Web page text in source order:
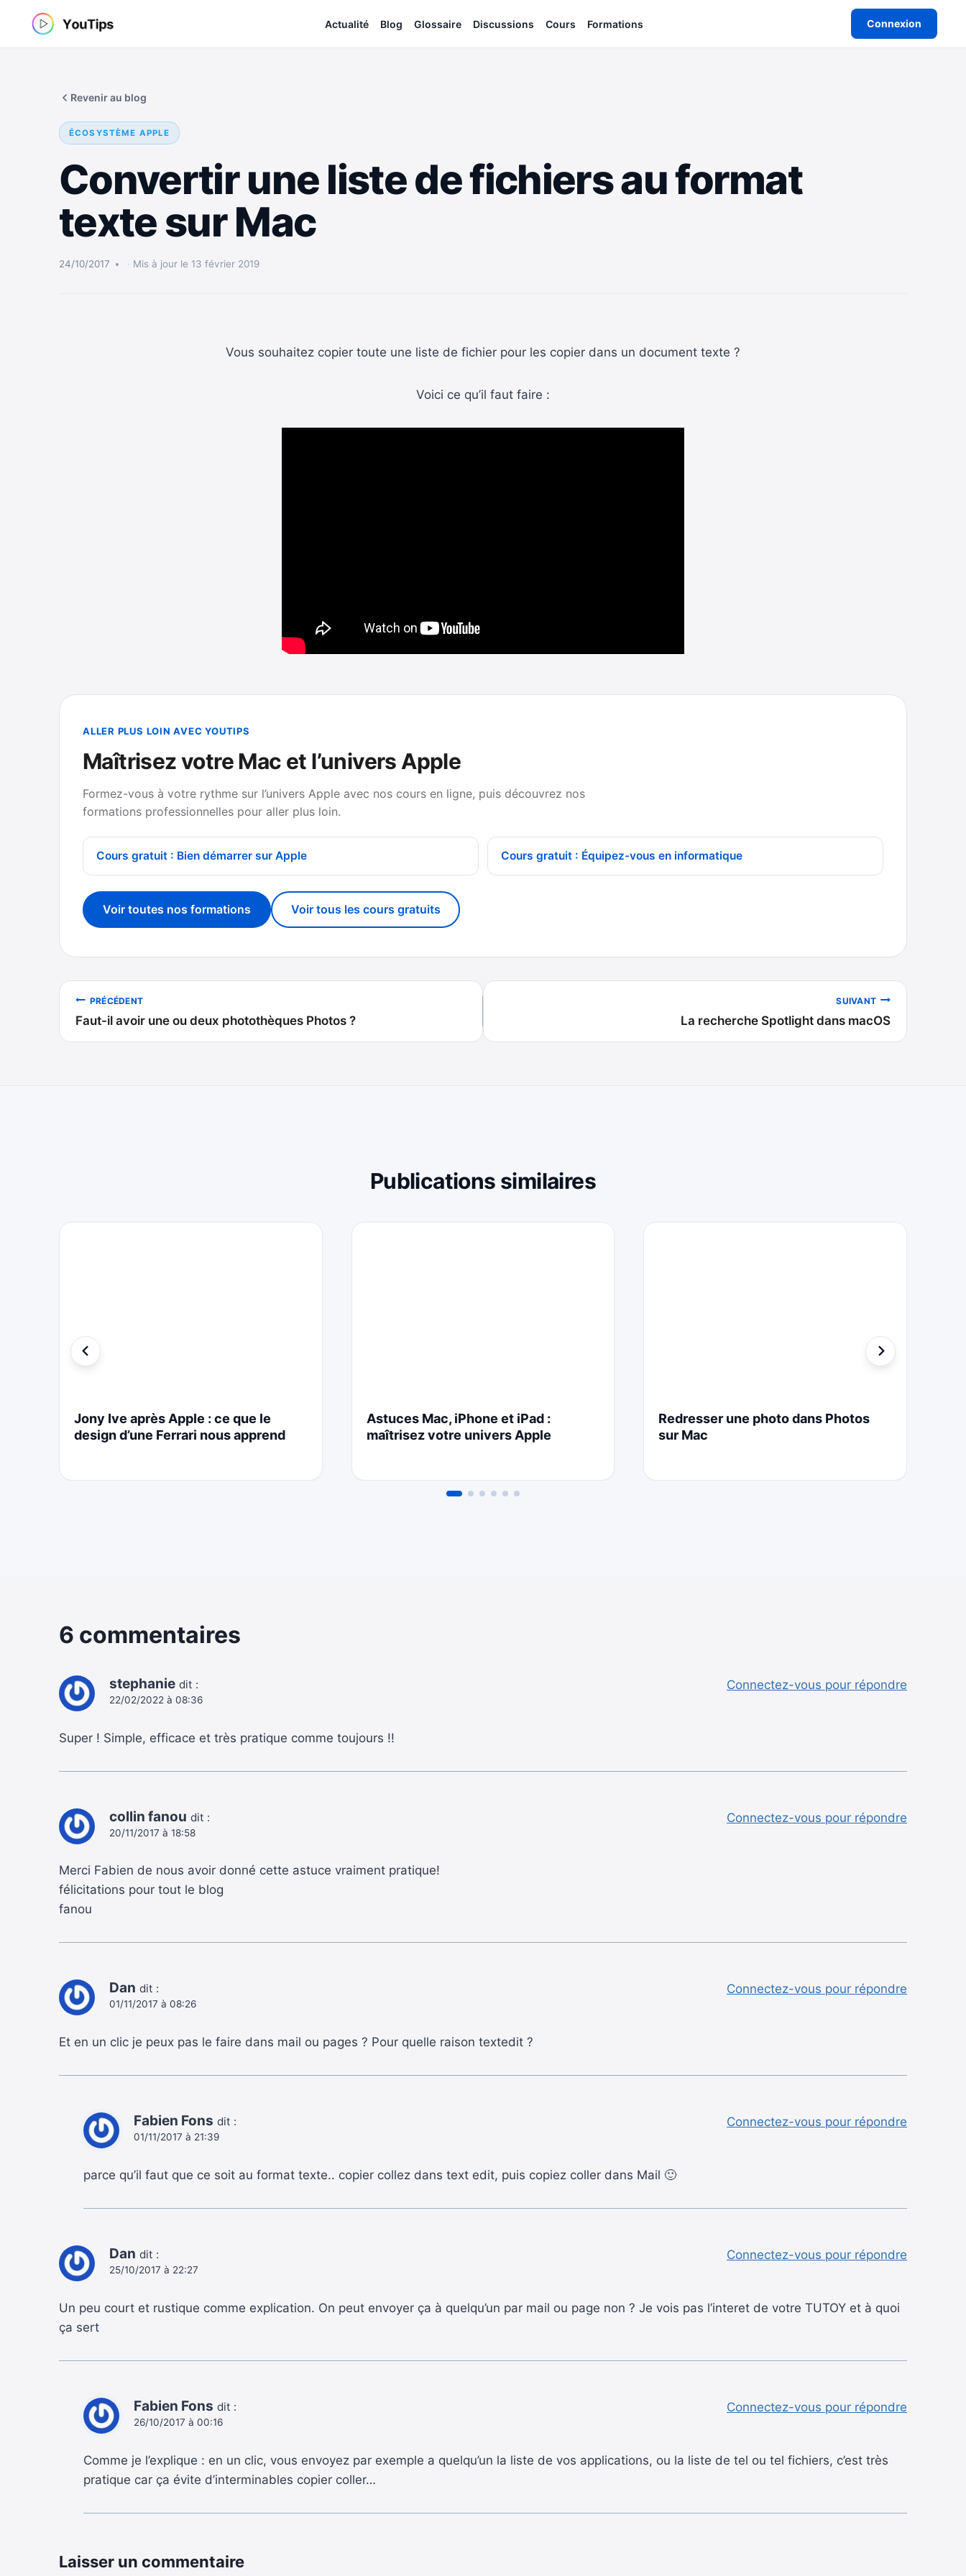
Actualité Blog Glossaire Discussions Cours Formations Connexion
Revenir au blog
ÉCOSYSTÈME APPLE
Convertir une liste de fichiers au format
texte sur Mac
24/10/2017 Mis à jour le 13 février 2019
Vous souhaitez copier toute une liste de fichier pour les copier dans un document texte ?
Voici ce qu’il faut faire :
ALLER PLUS LOIN AVEC YOUTIPS
Maîtrisez votre Mac et l’univers Apple
Formez-vous à votre rythme sur l’univers Apple avec nos cours en ligne, puis découvrez nos
formations professionnelles pour aller plus loin.
Cours gratuit : Bien démarrer sur Apple Cours gratuit : Équipez-vous en informatique
Voir toutes nos formations Voir tous les cours gratuits
Navigation
de
PRÉCÉDENT
Faut-il avoir une ou deux photothèques Photos ?
SUIVANT
La recherche Spotlight dans macOS
Publications similaires
Jony Ive après Apple : ce que le
design d’une Ferrari nous apprend
Astuces Mac, iPhone et iPad :
maîtrisez votre univers Apple
Redresser une photo dans Photos
sur Mac
6 commentaires
stephanie dit :
22/02/2022 à 08:36
Super ! Simple, efficace et très pratique comme toujours !!
Connectez-vous pour répondre
collin fanou dit :
20/11/2017 à 18:58
Merci Fabien de nous avoir donné cette astuce vraiment pratique!
félicitations pour tout le blog
fanou
Connectez-vous pour répondre
Dan dit :
01/11/2017 à 08:26
Et en un clic je peux pas le faire dans mail ou pages ? Pour quelle raison textedit ?
Connectez-vous pour répondre
Fabien Fons dit :
01/11/2017 à 21:39
parce qu’il faut que ce soit au format texte.. copier collez dans text edit, puis copiez coller dans Mail 🙂
Connectez-vous pour répondre
Dan dit :
25/10/2017 à 22:27
Un peu court et rustique comme explication. On peut envoyer ça à quelqu’un par mail ou page non ? Je vois pas l’interet de votre TUTOY et à quoi
ça sert
Connectez-vous pour répondre
Fabien Fons dit :
26/10/2017 à 00:16
Comme je l’explique : en un clic, vous envoyez par exemple a quelqu’un la liste de vos applications, ou la liste de tel ou tel fichiers, c’est très
pratique car ça évite d’interminables copier coller…
Connectez-vous pour répondre
Laisser un commentaire